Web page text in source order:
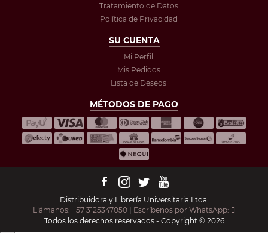
Tratamiento de Datos
Política de Privacidad
SU CUENTA
Mi Perfil
Mis Pedidos
Lista de Deseos
MÉTODOS DE PAGO
Distribuidora y Librería Universitaria Ltda.
Llámanos: +57 3125347050 | Escríbenos por WhatsApp:
Todos los derechos reservados - Copyright © 2026